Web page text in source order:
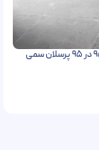
سرامیک اسموک هرمس تبریز 95 در 95 پرسلان سمی